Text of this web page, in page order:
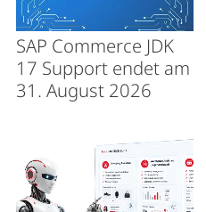
SAP Commerce JDK
17 Support endet am
31. August 2026